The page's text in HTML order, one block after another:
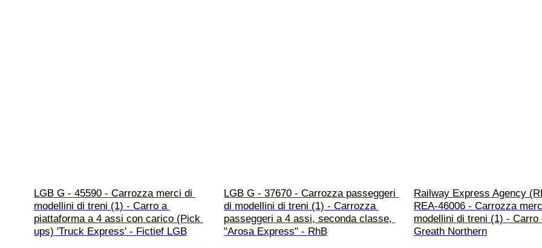
LGB G - 45590 - Carrozza merci di
modellini di treni (1) - Carro a
piattaforma a 4 assi con carico (Pick
ups) 'Truck Express' - Fictief LGB
LGB G - 37670 - Carrozza passeggeri
di modellini di treni (1) - Carrozza
passeggeri a 4 assi, seconda classe,
"Arosa Express" - RhB
Railway Express Agency
REA-46006 - Carrozza
modellini di treni (1) - Carro
Greath Northern